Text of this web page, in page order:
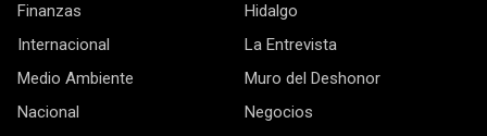
Finanzas
Hidalgo
Internacional
La Entrevista
Medio Ambiente
Muro del Deshonor
Nacional
Negocios